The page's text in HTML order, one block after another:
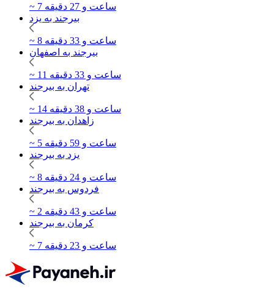
~ 7 ساعت و 27 دقیقه
بیرجند به یزد
~ 8 ساعت و 33 دقیقه
بیرجند به اصفهان
~ 11 ساعت و 33 دقیقه
تهران به بیرجند
~ 14 ساعت و 38 دقیقه
زاهدان به بیرجند
~ 5 ساعت و 59 دقیقه
یزد به بیرجند
~ 8 ساعت و 24 دقیقه
فردوس به بیرجند
~ 2 ساعت و 43 دقیقه
کرمان به بیرجند
~ 7 ساعت و 23 دقیقه